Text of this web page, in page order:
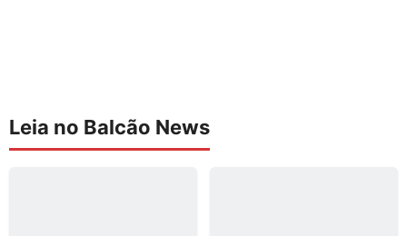
Leia no Balcão News